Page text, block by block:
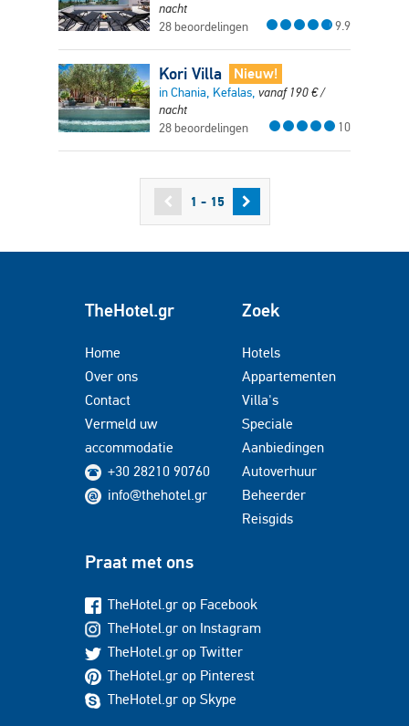
nacht
28 beoordelingen
9.9
Kori Villa Nieuw!
in Chania, Kefalas, vanaf 190€/
nacht
28 beoordelingen
10
1 - 15
TheHotel.gr
Home
Over ons
Contact
Vermeld uw
accommodatie
+30 28210 90760
info@thehotel.gr
Zoek
Hotels
Appartementen
Villa's
Speciale
Aanbiedingen
Autoverhuur
Beheerder
Reisgids
Praat met ons
TheHotel.gr op Facebook
TheHotel.gr on Instagram
TheHotel.gr op Twitter
TheHotel.gr op Pinterest
TheHotel.gr op Skype